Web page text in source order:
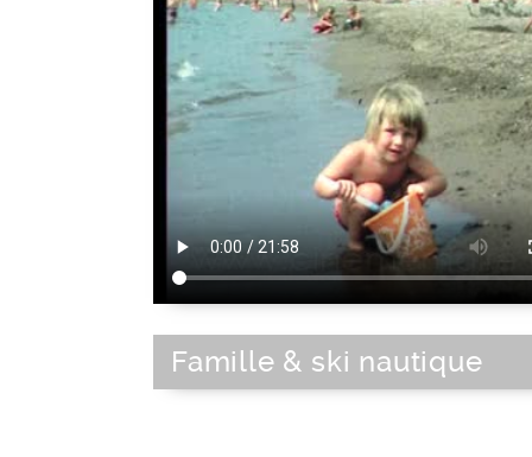
Famille & ski nautique